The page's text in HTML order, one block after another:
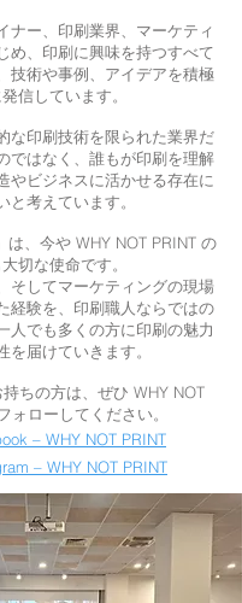
ナー、印刷業界、マーケティ
め、印刷に興味を持つすべて
技術や事例、アイデアを積極
信しています。
な印刷技術を限られた業界だ
ではなく、誰もが印刷を理解
やビジネスに活かせる存在に
と考えています。
は、今や WHY NOT PRINT の
切な使命です。
そしてマーケティングの現場
経験を、印刷職人ならではの
人でも多くの方に印刷の魅力
を届けていきます。
ちの方は、ぜひ WHY NOT
ォローしてください。
– WHY NOT PRINT
– WHY NOT PRINT